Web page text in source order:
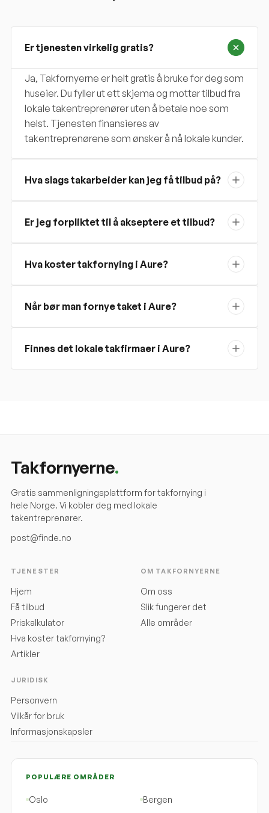
Er tjenesten virkelig gratis?
Ja, Takfornyerne er helt gratis å bruke for deg som
huseier. Du fyller ut ett skjema og mottar tilbud fra
lokale takentreprenører uten å betale noe som
helst. Tjenesten finansieres av
takentreprenørene som ønsker å nå lokale kunder.
Hva slags takarbeider kan jeg få tilbud på?
Er jeg forpliktet til å akseptere et tilbud?
Hva koster takfornying i Aure?
Når bør man fornye taket i Aure?
Finnes det lokale takfirmaer i Aure?
Takfornyerne.
Gratis sammenligningsplattform for takfornying i
hele Norge. Vi kobler deg med lokale
takentreprenører.
post@finde.no
TJENESTER
Hjem
Få tilbud
Priskalkulator
Hva koster takfornying?
Artikler
OM TAKFORNYERNE
Om oss
Slik fungerer det
Alle områder
JURIDISK
Personvern
Vilkår for bruk
Informasjonskapsler
POPULÆRE OMRÅDER
Oslo
Bergen